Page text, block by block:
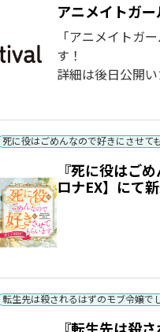
アニメイトガ
「アニメイトガ
す！
詳細は後日公開
死に役はごめんなので好きにさせて
『死に役はご
ロナEX】にて
転生先は殺されるはずのモブ令嬢で